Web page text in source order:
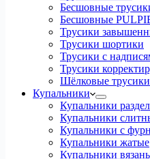
Бесшовные
Бесшовные
Трусики
Трусики шортики
Трусики с
Трусики
Шёлковые трусики
Купальники
Купальники
Купальники
Купальники с
Купальники жатые
Купальники